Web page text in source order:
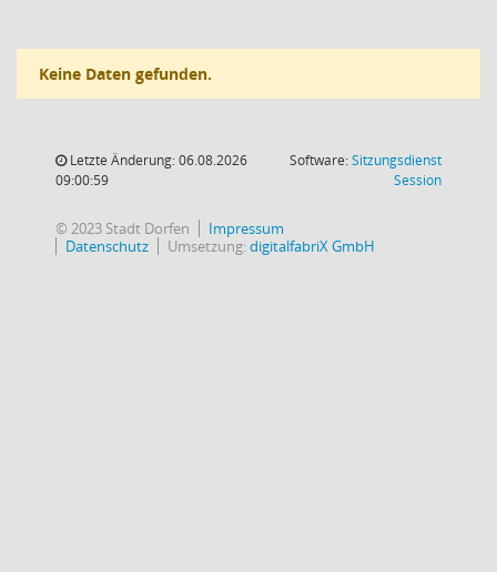
Keine Daten gefunden.
Letzte Änderung: 06.08.2026
09:00:59
Software:Sitzungsdienst
Session(Wird in
© 2023 Stadt Dorfen
Impressum
Datenschutz
Umsetzung:digitalfabriX GmbH